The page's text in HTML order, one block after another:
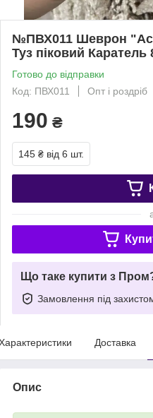
№ПВХ011 Шеврон
Туз піковий
Готово до відправки
Код: ПВХ011
Опт і роздріб
190 ₴
145 ₴ від 6 шт.
Що таке купити з
Замовлення під
Доставка
Опис